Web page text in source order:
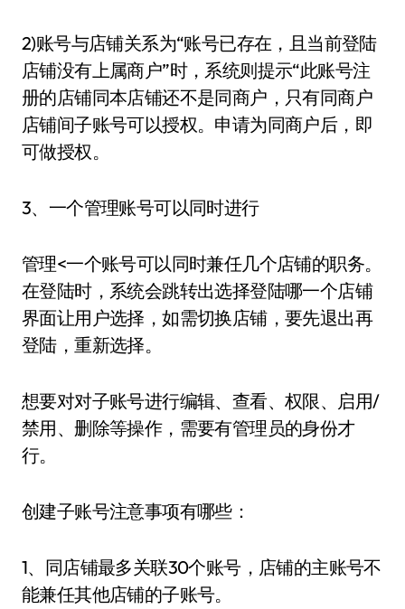
2)账号与店铺关系为“账号已存在，且当前登陆
店铺没有上属商户”时，系统则提示“此账号注
册的店铺同本店铺还不是同商户，只有同商户
店铺间子账号可以授权。申请为同商户后，即
可做授权。
3、一个管理账号可以同时进行
管理<一个账号可以同时兼任几个店铺的职务。
在登陆时，系统会跳转出选择登陆哪一个店铺
界面让用户选择，如需切换店铺，要先退出再
登陆，重新选择。
想要对对子账号进行编辑、查看、权限、启用/
禁用、删除等操作，需要有管理员的身份才
行。
创建子账号注意事项有哪些：
1、同店铺最多关联30个账号，店铺的主账号不
能兼任其他店铺的子账号。